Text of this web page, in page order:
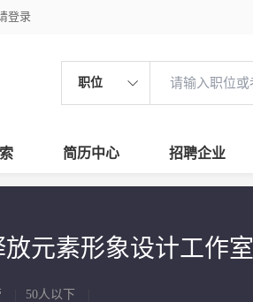
登录
职位
简历中心 招聘企业
放元素形象设计工作室
50人以下